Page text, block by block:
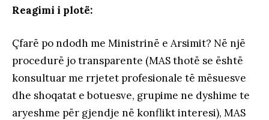
Reagimi i plotë:
Çfarë po ndodh me Ministrinë e Arsimit? Në një
procedurë jo transparente (MAS thotë se është
konsultuar me rrjetet profesionale të mësuesve
dhe shoqatat e botuesve, grupime ne dyshime te
aryeshme për gjendje në konflikt interesi), MAS